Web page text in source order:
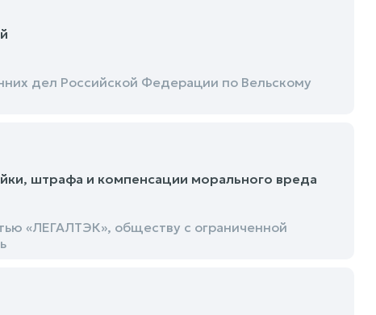
дел Российской Федерации по Вельскому
штрафа и компенсации морального вреда
«ЛЕГАЛТЭК», обществу с ограниченной